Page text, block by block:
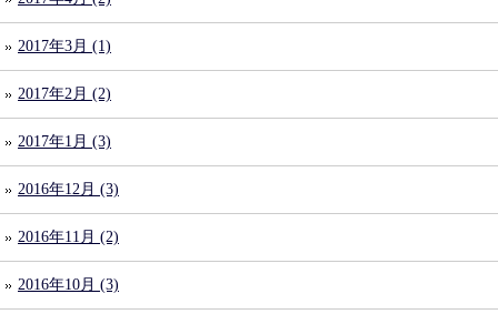
2017年3月 (1)
2017年2月 (2)
2017年1月 (3)
2016年12月 (3)
2016年11月 (2)
2016年10月 (3)